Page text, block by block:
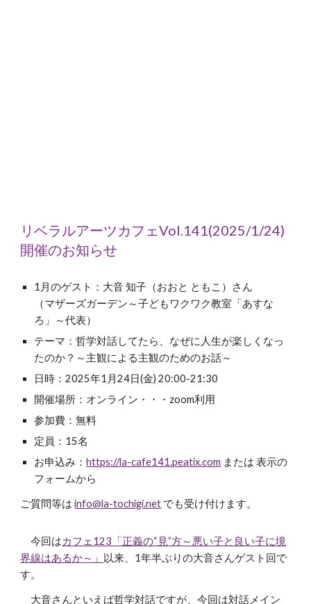
リベラルアーツカフェVol.141(2025/1/24)
開催のお知らせ
1 月のゲスト： 大音 知子（おおと ともこ）さん
（マザーズガーデン～子どもワクワク教室「あすな
ろ」～代表）
テーマ：哲学対話してたら、なぜに人生が楽しくなっ
たのか？～主観による主観のためのお話～
日時：2025年1 月24日(金)20:00-21:30
開催場所：オンライン・・・zoom利用
参加費：無料
定員：15名
お申込み：https://la-cafe141.peatix.com または 表示の
フォームから
ご質問等はinfo@la-tochigi.net でも受け付けます。
今回はカフェ123「正義の“見”方～悪い子と良い子に境
界線はあるか～」 以来、1年半ぶりの大音さんゲスト回で
す。
大音さんといえば哲学対話ですが、今回は対話メイン